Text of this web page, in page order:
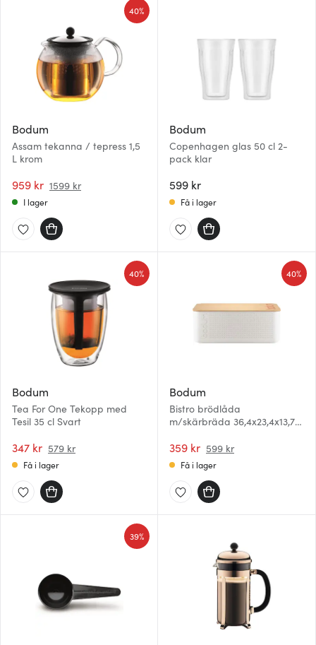
Bodum
Assam tekanna / tepress 1,5
L krom
959 kr 1599 kr
40%
I lager
Bodum
Copenhagen glas 50 cl 2-
pack klar
599 kr
Få i lager
Bodum
Tea For One Tekopp med
Tesil 35 cl Svart
347 kr 579 kr
40%
Få i lager
Bodum
Bistro brödlåda
m/skärbräda 36,4x23,4x13,7
359 kr 599 kr
40%
Få i lager
39%